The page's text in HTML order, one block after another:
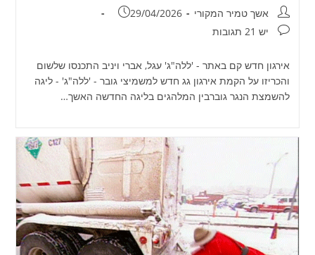
מחבר:אשך טמיר המקורי פורסם:
29/04/2026
תגובות:
יש 21 תגובות
אירגון חדש קם באתר - 'ללה"ג' עגל, אברי ויניב התכנסו שלשום
והכריזו על הקמת אירגון גג חדש למשמיצי גובר - 'ללה"ג' - ליגה
להשמצת הנגר גוברבין המלהגים בליגה החדשה האשך…